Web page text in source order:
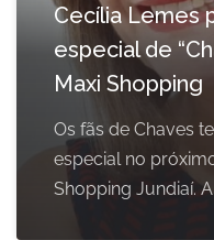
Cecília Lemes
especial de
Maxi Shopping
Os fãs de Chaves
especial no
Shopping Jundiaí.